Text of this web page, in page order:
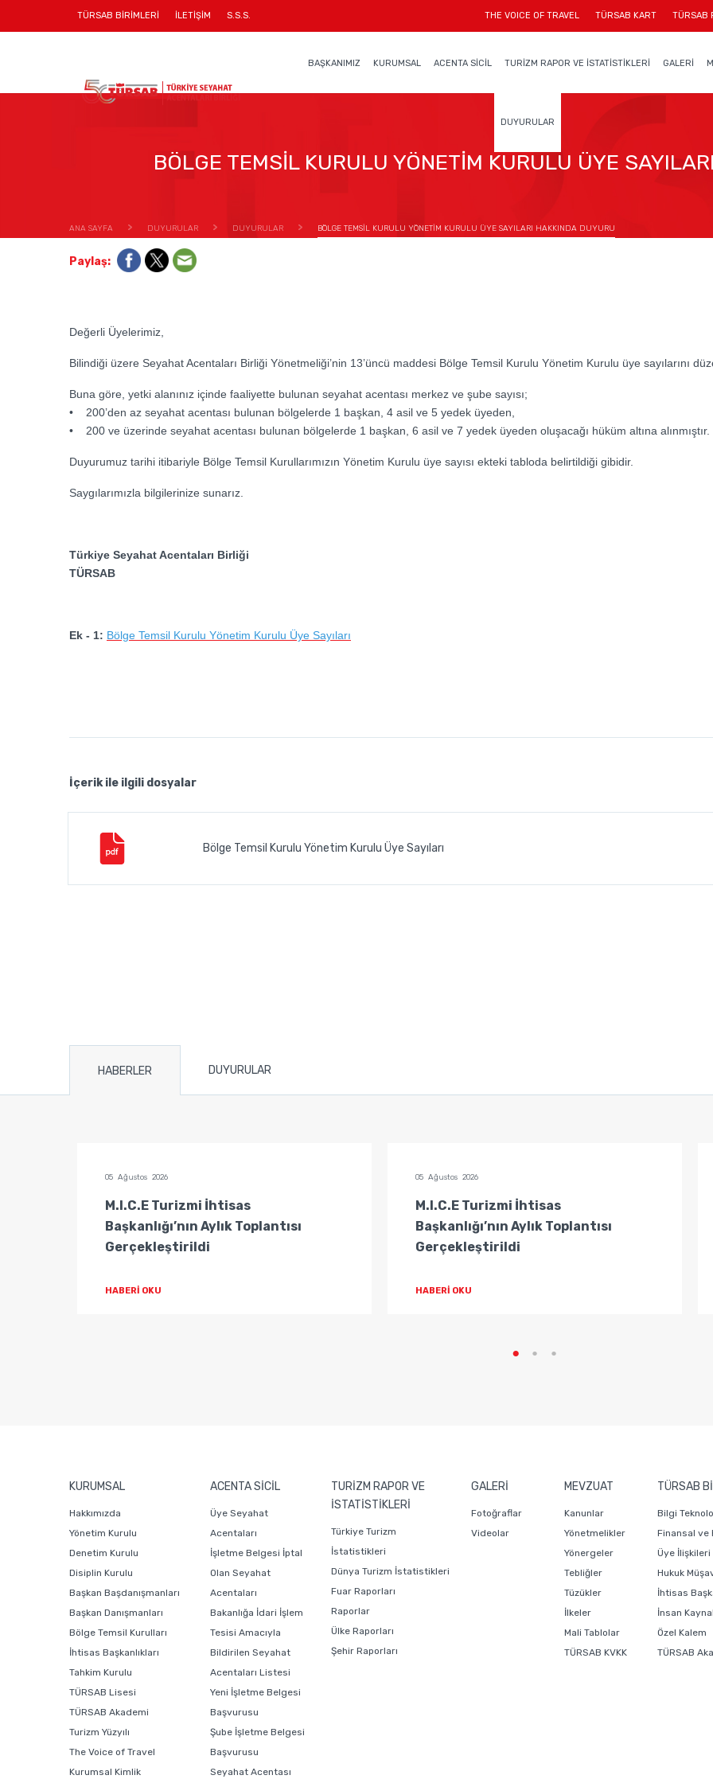
TÜRSAB BİRİMLERİ İLETİŞİM S.S.S. THE VOICE OF TRAVEL TÜRSAB KART TÜRSAB
BAŞKANIMIZ KURUMSAL ACENTA SİCİL TURİZM RAPOR VE İSTATİSTİKLERİ GALERİ
DUYURULAR
BÖLGE TEMSİL KURULU YÖNETİM KURULU ÜYE
ANA SAYFA DUYURULAR DUYURULAR BÖLGE TEMSİL KURULU YÖNETİM KURULU ÜYE SAYILARI HAKKINDA DUYURU
Paylaş:
Değerli Üyelerimiz,
Bilindiği üzere Seyahat Acentaları Birliği Yönetmeliği’nin 13’üncü maddesi Bölge Temsil Kurulu Yönetim Kurulu üye sayılarını
Buna göre, yetki alanınız içinde faaliyette bulunan seyahat acentası merkez ve şube sayısı;
• 200’den az seyahat acentası bulunan bölgelerde 1 başkan, 4 asil ve 5 yedek üyeden,
• 200 ve üzerinde seyahat acentası bulunan bölgelerde 1 başkan, 6 asil ve 7 yedek üyeden oluşacağı hüküm altına alınmıştır.
Duyurumuz tarihi itibariyle Bölge Temsil Kurullarımızın Yönetim Kurulu üye sayısı ekteki tabloda belirtildiği gibidir.
Saygılarımızla bilgilerinize sunarız.
Türkiye Seyahat Acentaları Birliği
TÜRSAB
Ek - 1: Bölge Temsil Kurulu Yönetim Kurulu Üye Sayıları
İçerik ile ilgili dosyalar
Bölge Temsil Kurulu Yönetim Kurulu Üye Sayıları
HABERLER DUYURULAR
05 Ağustos 2026
M.I.C.E Turizmi İhtisas
Başkanlığı’nın Aylık Toplantısı
Gerçekleştirildi
HABERİ OKU
05 Ağustos 2026
M.I.C.E Turizmi İhtisas
Başkanlığı’nın Aylık Toplantısı
Gerçekleştirildi
HABERİ OKU
KURUMSAL
Hakkımızda
Yönetim Kurulu
Denetim Kurulu
Disiplin Kurulu
Başkan Başdanışmanları
Başkan Danışmanları
Bölge Temsil Kurulları
İhtisas Başkanlıkları
Tahkim Kurulu
TÜRSAB Lisesi
TÜRSAB Akademi
Turizm Yüzyılı
The Voice of Travel
Kurumsal Kimlik
ACENTA SİCİL
Üye Seyahat
Acentaları
İşletme Belgesi İptal
Olan Seyahat
Acentaları
Bakanlığa İdari İşlem
Tesisi Amacıyla
Bildirilen Seyahat
Acentaları Listesi
Yeni İşletme Belgesi
Başvurusu
Şube İşletme Belgesi
Başvurusu
Seyahat Acentası
TURİZM RAPOR VE
İSTATİSTİKLERİ
Türkiye Turizm
İstatistikleri
Dünya Turizm İstatistikleri
Fuar Raporları
Raporlar
Ülke Raporları
Şehir Raporları
GALERİ
Fotoğraflar
Videolar
MEVZUAT
Kanunlar
Yönetmelikler
Yönergeler
Tebliğler
Tüzükler
İlkeler
Mali Tablolar
TÜRSAB KVKK
TÜRSAB
Bilgi
Finansal ve
Üye İlişkileri
Hukuk
İhtisas
İnsan
Özel Kalem
TÜRSAB